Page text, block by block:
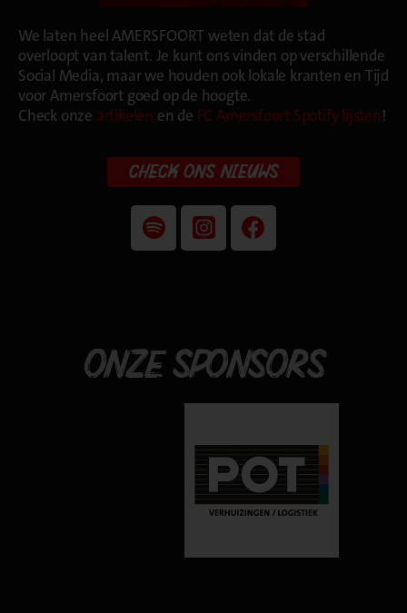
We laten heel AMERSFOORT weten dat de stad
overloopt van talent. Je kunt ons vinden op verschillende
Social Media, maar we houden ook lokale kranten en Tijd
voor Amersfoort goed op de hoogte.
Check onze artikelen en dé FC Amersfoort Spotify lijsten!
CHECK ONS NIEUWS
ONZE SPONSORS